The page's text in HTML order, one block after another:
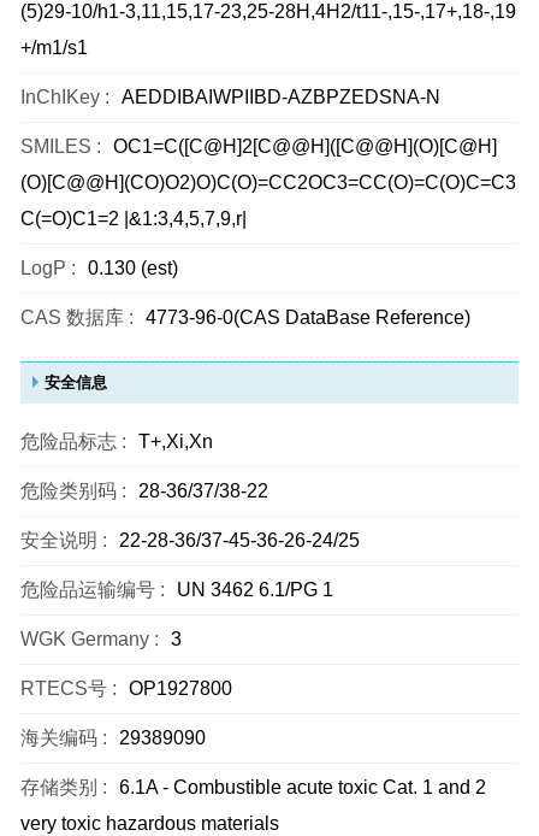
(5)29-10/h1-3,11,15,17-23,25-28H,4H2/t11-,15-,17+,18-,19
+/m1/s1
InChIKey : AEDDIBAIWPIIBD-AZBPZEDSNA-N
SMILES :
OC1=C([C@H]2[C@@H]([C@@H](O)[C@H]
(O)[C@@H](CO)O2)O)C(O)=CC2OC3=CC(O)=C(O)C=C3
C(=O)C1=2 |&1:3,4,5,7,9,r|
LogP : 0.130 (est)
CAS 数据库 : 4773-96-0(CAS DataBase Reference)
安全信息
危险品标志 : T+,Xi,Xn
危险类别码 : 28-36/37/38-22
安全说明 : 22-28-36/37-45-36-26-24/25
危险品运输编号 : UN 3462 6.1/PG 1
WGK Germany : 3
RTECS号 : OP1927800
海关编码 : 29389090
存储类别 :
6.1A - Combustible acute toxic Cat. 1 and 2
very toxic hazardous materials